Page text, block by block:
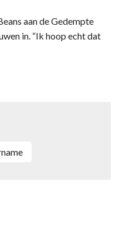
aan de Gedempte
in. “Ik hoop echt dat